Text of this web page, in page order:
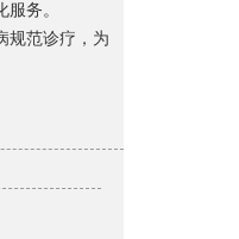
务。
规范诊疗，为